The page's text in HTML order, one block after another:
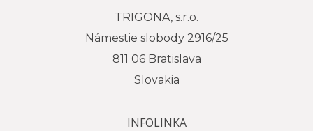
TRIGONA, s.r.o.
Námestie slobody 2916/25
811 06 Bratislava
Slovakia
INFOLINKA